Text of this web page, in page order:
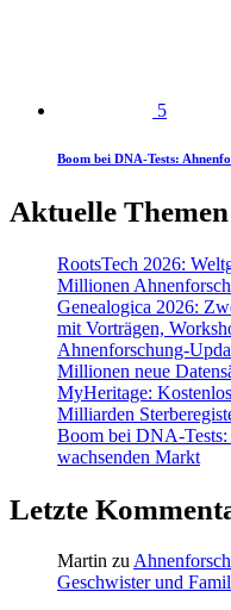
5
Boom bei DNA-Tests:
Aktuelle Themen
RootsTech 2026:
Millionen
Genealogica 2026:
mit Vorträgen,
Ahnenforschung-
Millionen neue
MyHeritage:
Milliarden
Boom bei DNA-Tests:
wachsenden Markt
Letzte
Martin zu
Geschwister und